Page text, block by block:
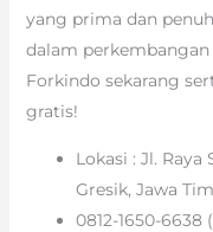
yang prima dan
dalam
Forkindo sekarang
gratis!
Lokasi : Jl. Raya
Gresik, Jawa
0812-1650-6638